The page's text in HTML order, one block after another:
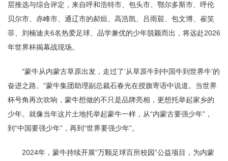
层推选与综合评定，来自呼和浩特市、包头市、鄂尔多斯市、呼伦
贝尔市、赤峰市、通辽市的郝烜、高浩凯、吕雨莀、包文博、崔笑
菲、刘楠迪夫6名热爱足球、品学兼优的少年脱颖而出，将远赴2026
年世界杯揭幕战现场。
“蒙牛从内蒙古草原出发，走过了‘从草原牛到中国牛到世界牛’的
奋进之路。”蒙牛集团助理副总裁石春光在授旗寄语中说道。当世界
杯号角再次吹响，蒙牛想做的不只是品牌亮相，更想托举起家乡的
少年。就像当年这片土地托举起蒙牛一样，从“内蒙古要强少年”，
到“中国要强少年”，再到“世界要强少年”。
2024年，蒙牛持续开展“万颗足球百所校园”公益项目，为内蒙